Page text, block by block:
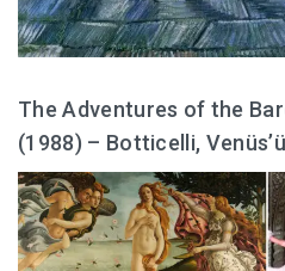
The Adventures of the
(1988) – Botticelli,